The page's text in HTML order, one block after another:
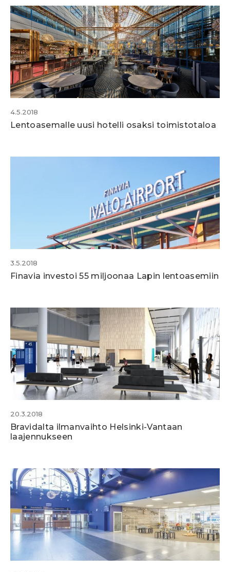
4.5.2018
Lentoasemalle uusi hotelli osaksi toimistotaloa
3.5.2018
Finavia investoi 55 miljoonaa Lapin lentoasemiin
20.3.2018
Bravidalta ilmanvaihto Helsinki-Vantaan
laajennukseen